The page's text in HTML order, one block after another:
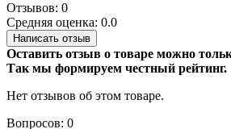
Отзывов: 0
Средняя оценка: 0.0
Написать отзыв
Оставить отзыв о товаре можно
Так мы формируем честный рейтинг.
Нет отзывов об этом товаре.
Вопросов: 0